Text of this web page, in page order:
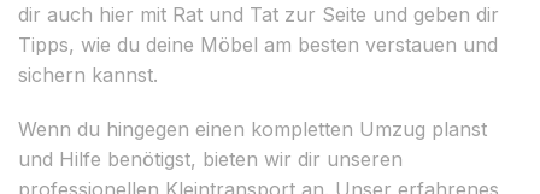
dir auch hier mit Rat und Tat zur Seite und geben dir
Tipps, wie du deine Möbel am besten verstauen und
sichern kannst.
Wenn du hingegen einen kompletten Umzug planst
und Hilfe benötigst, bieten wir dir unseren
professionellen Kleintransport an. Unser erfahrenes